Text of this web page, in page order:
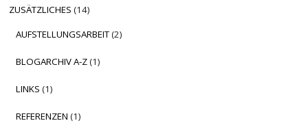
ZUSÄTZLICHES (14)
AUFSTELLUNGSARBEIT(2)
BLOGARCHIV A-Z(1)
LINKS (1)
REFERENZEN (1)